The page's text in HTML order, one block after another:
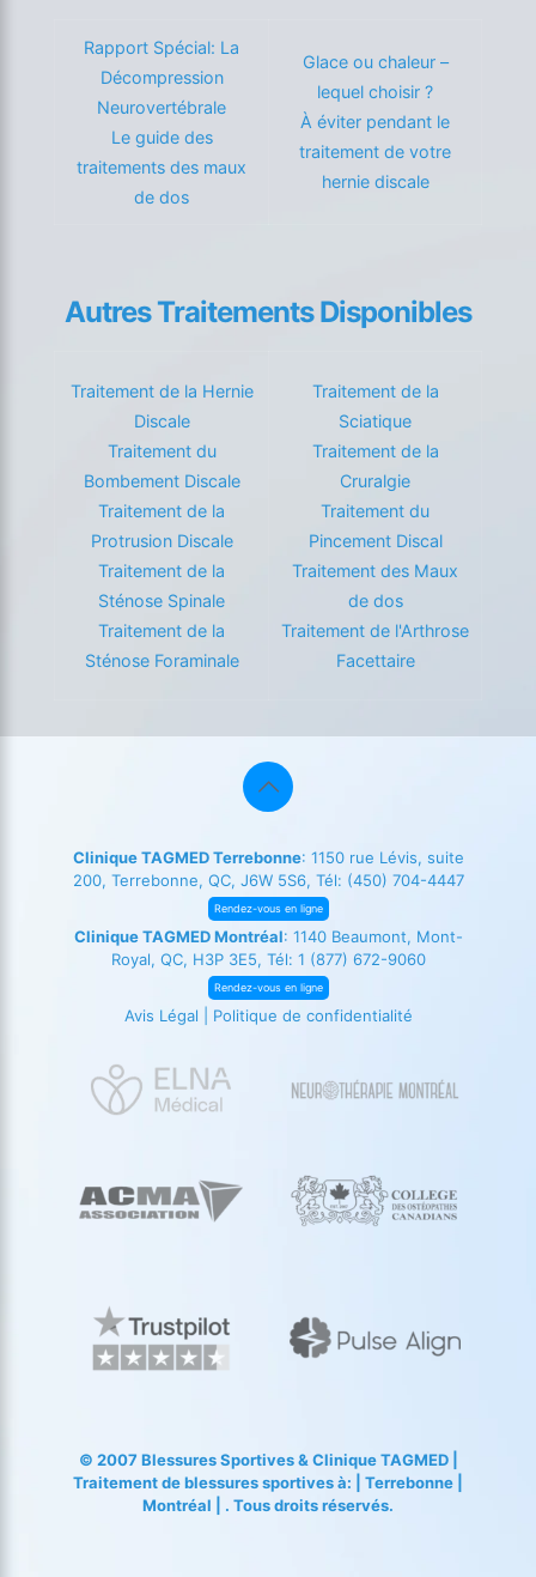
Rapport Spécial: La
Décompression
Neurovertébrale
Le guide des
traitements des maux
de dos
Glace ou chaleur –
lequel choisir ?
À éviter pendant le
traitement de votre
hernie discale
Autres Traitements Disponibles
Traitement de la Hernie
Discale
Traitement du
Bombement Discale
Traitement de la
Protrusion Discale
Traitement de la
Sténose Spinale
Traitement de la
Sténose Foraminale
Traitement de la
Sciatique
Traitement de la
Cruralgie
Traitement du
Pincement Discal
Traitement des Maux
de dos
Traitement de l'Arthrose
Facettaire
Clinique TAGMED Terrebonne: 1150 rue Lévis, suite
200, Terrebonne, QC, J6W 5S6, Tél: (450) 704-4447
Rendez-vous en ligne
Clinique TAGMED Montréal: 1140 Beaumont, Mont-
Royal, QC, H3P 3E5, Tél: 1 (877) 672-9060
Rendez-vous en ligne
Avis Légal Politique de confidentialité
© 2007 Blessures Sportives& Clinique TAGMED|
Traitement de blessures sportives à: | Terrebonne |
Montréal | . Tous droits réservés.